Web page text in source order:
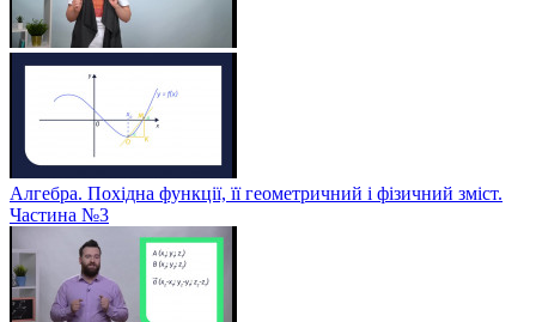
Алгебра. Похідна функції, її геометричний і фізичний зміст.
Частина №3